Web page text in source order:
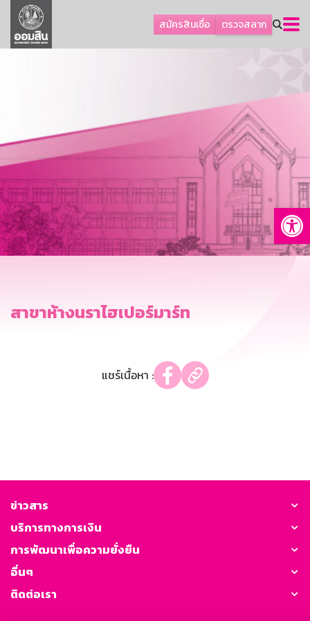
สมัครสินเชื่อ ตรวจสลาก
ลูกค้าธุรกิจ
ลูกค้าผู้ประกอบรายย่อย
การพัฒนาที่ยั่งยืน
ข่าวสาร
บริการทางการเงิน
อื่นๆ
ติดต่อเรา
บริการออนไลน์
GSB Society
สาขาห้างนราไฮเปอร์มาร์ท
แชร์เนื้อหา :
ข่าวสาร
บริการทางการเงิน
การพัฒนาเพื่อความยั่งยืน
อื่นๆ
ติดต่อเรา